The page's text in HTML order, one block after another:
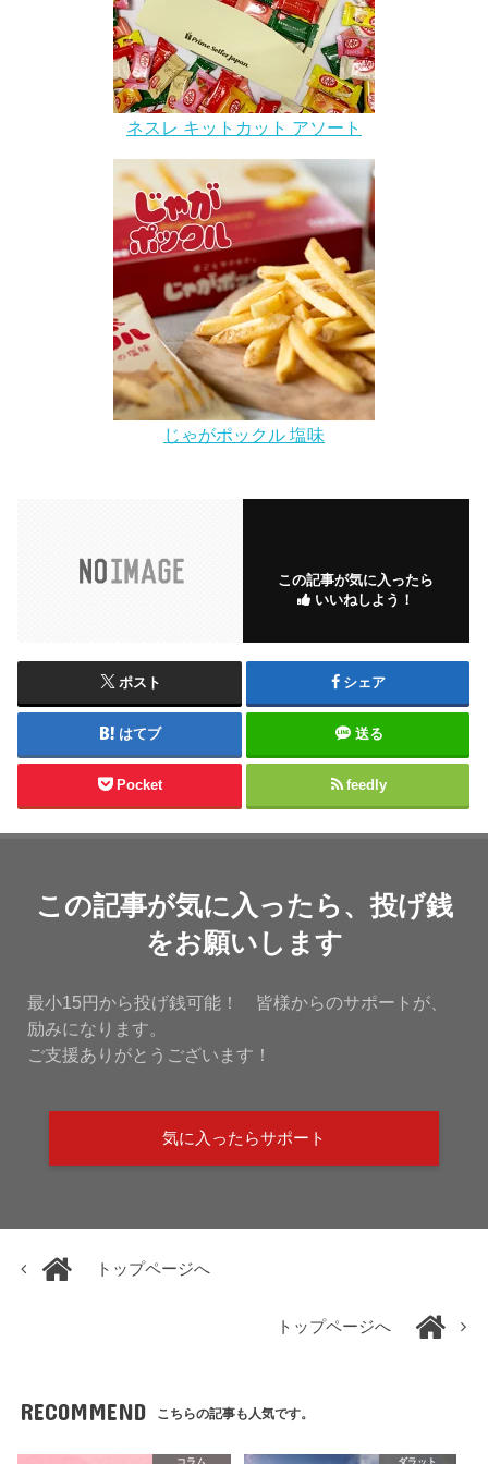
ネスレ キットカット アソート
じゃがポックル 塩味
この記事が気に入ったら
いいねしよう！
ポスト シェア
はてブ 送る
Pocket feedly
この記事が気に入ったら、投げ銭
をお願いします
最小15円から投げ銭可能！ 皆様からのサポートが、
励みになります。
ご支援ありがとうございます！
気に入ったらサポート
トップページへ
トップページへ
RECOMMEND こちらの記事も人気です。
コラム ダラット